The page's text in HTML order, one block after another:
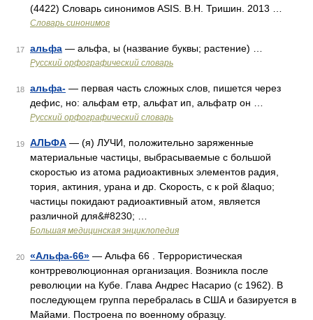
(4422) Словарь синонимов ASIS. В.Н. Тришин. 2013 …
Словарь синонимов
17 альфа — альфа, ы (название буквы; растение) …
Русский орфографический словарь
18 альфа- — первая часть сложных слов, пишется через
дефис, но: альфам етр, альфат ип, альфатр он …
Русский орфографический словарь
19 АЛЬФА — (я) ЛУЧИ, положительно заряженные
материальные частицы, выбрасываемые с большой
скоростью из атома радиоактивных элементов радия,
тория, актиния, урана и др. Скорость, с к рой &laquo;
частицы покидают радиоактивный атом, является
различной для&#8230; …
Большая медицинская энциклопедия
20 «Альфа-66» — Альфа 66 . Террористическая
контрреволюционная организация. Возникла после
революции на Кубе. Глава Андрес Насарио (с 1962). В
последующем группа перебралась в США и базируется в
Майами. Построена по военному образцу.